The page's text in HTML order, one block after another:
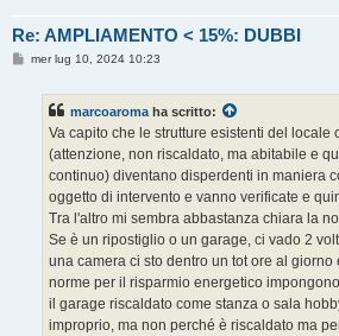
Re: AMPLIAMENTO < 15%: DUBBI
Mmer lug 10, 2024 10:23
marcoaroma ha scritto:
Va capito che le strutture esistenti del locale
(attenzione, non riscaldato, ma abitabile e
continuo) diventano disperdenti in maniera
oggetto di intervento e vanno verificate e
Tra l'altro mi sembra abbastanza chiara la
Se è un ripostiglio o un garage, ci vado 2
una camera ci sto dentro un tot ore al
norme per il risparmio energetico
il garage riscaldato come stanza o sala
improprio, ma non perché è riscaldato ma